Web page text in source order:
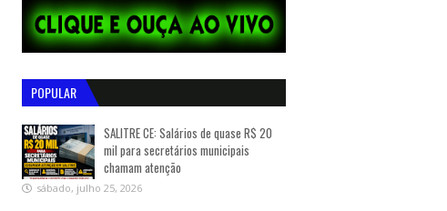
POPULAR
SALITRE CE: Salários de quase R$ 20
mil para secretários municipais
chamam atenção
sábado, julho 25, 2026